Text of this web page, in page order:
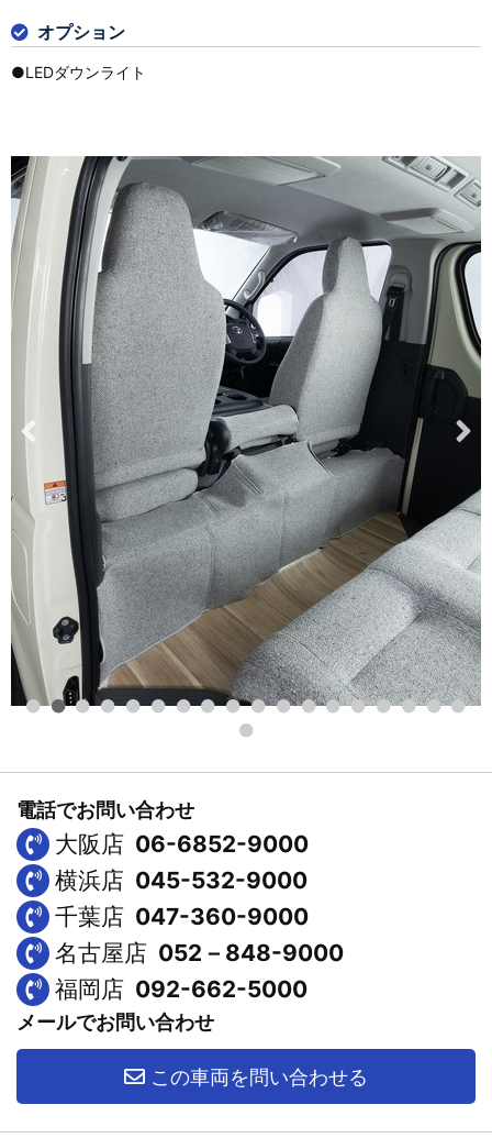
オプション
●LEDダウンライト
電話でお問い合わせ
大阪店 06-6852-9000
横浜店 045-532-9000
千葉店 047-360-9000
名古屋店 052－848-9000
福岡店 092-662-5000
メールでお問い合わせ
この車両を問い合わせる